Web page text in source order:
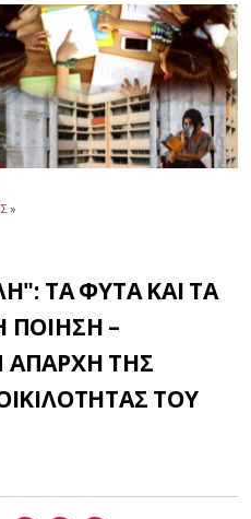
»
ΤΑ ΦΥΤΑ ΚΑΙ ΤΑ
–
ΤΗΣ
ΤΟΥ